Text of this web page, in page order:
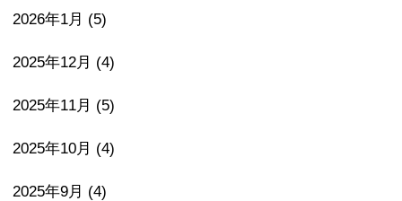
2026年1月 (5)
2025年12月 (4)
2025年11月 (5)
2025年10月 (4)
2025年9月 (4)